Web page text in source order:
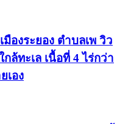
องระยอง ตำบลเพ วิว
ล้ทะเล เนื้อที่ 4 ไร่กว่า
เอง